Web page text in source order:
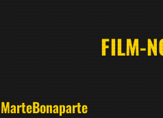
FILM-
MarteBonaparte